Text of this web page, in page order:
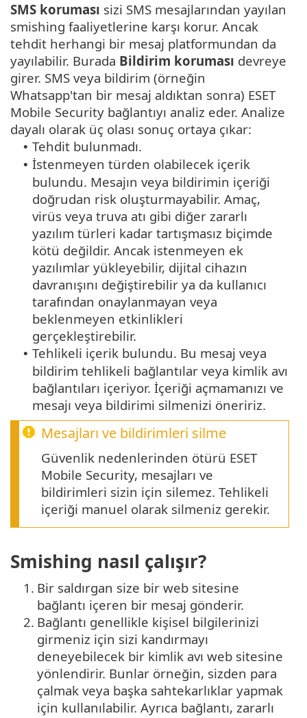
SMS koruması sizi SMS mesajlarından yayılan
smishing faaliyetlerine karşı korur. Ancak
tehdit herhangi bir mesaj platformundan da
yayılabilir. Burada Bildirim koruması devreye
girer. SMS veya bildirim (örneğin
Whatsapp'tan bir mesaj aldıktan sonra) ESET
Mobile Security bağlantıyı analiz eder. Analize
dayalı olarak üç olası sonuç ortaya çıkar:
• Tehdit bulunmadı.
• İstenmeyen türden olabilecek içerik
bulundu. Mesajın veya bildirimin içeriği
doğrudan risk oluşturmayabilir. Amaç,
virüs veya truva atı gibi diğer zararlı
yazılım türleri kadar tartışmasız biçimde
kötü değildir. Ancak istenmeyen ek
yazılımlar yükleyebilir, dijital cihazın
davranışını değiştirebilir ya da kullanıcı
tarafından onaylanmayan veya
beklenmeyen etkinlikleri
gerçekleştirebilir.
• Tehlikeli içerik bulundu. Bu mesaj veya
bildirim tehlikeli bağlantılar veya kimlik avı
bağlantıları içeriyor. İçeriği açmamanızı ve
mesajı veya bildirimi silmenizi öneririz.
Mesajları ve bildirimleri silme
Güvenlik nedenlerinden ötürü ESET
Mobile Security, mesajları ve
bildirimleri sizin için silemez. Tehlikeli
içeriği manuel olarak silmeniz gerekir.
Smishing nasıl çalışır?
1. Bir saldırgan size bir web sitesine
bağlantı içeren bir mesaj gönderir.
2. Bağlantı genellikle kişisel bilgilerinizi
girmeniz için sizi kandırmayı
deneyebilecek bir kimlik avı web sitesine
yönlendirir. Bunlar örneğin, sizden para
çalmak veya başka sahtekarlıklar yapmak
için kullanılabilir. Ayrıca bağlantı, zararlı